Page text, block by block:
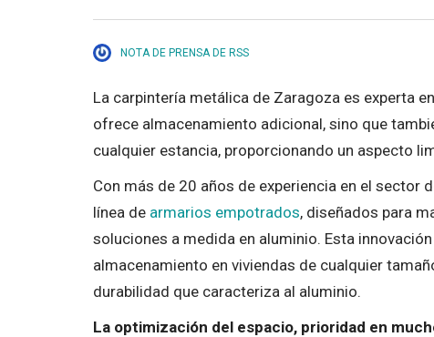
NOTA DE PRENSA DE RSS
La carpintería metálica de Zaragoza es experta
ofrece almacenamiento adicional, sino que
cualquier estancia, proporcionando un aspecto
Con más de 20 años de experiencia en el sector
línea de armarios empotrados, diseñados para
soluciones a medida en aluminio. Esta
almacenamiento en viviendas de cualquier
durabilidad que caracteriza al aluminio.
La optimización del espacio, prioridad en